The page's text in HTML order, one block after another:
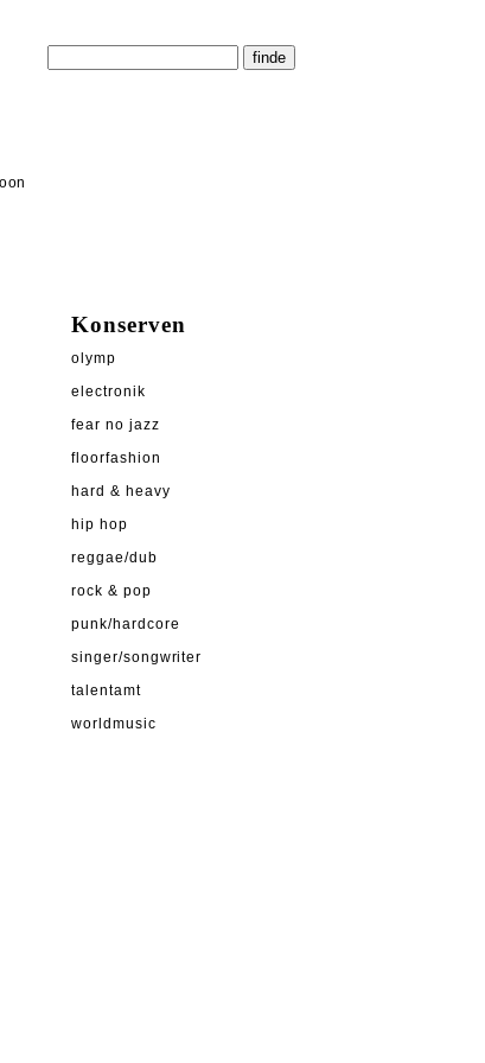
Konserven
olymp
electronik
fear no jazz
floorfashion
hard & heavy
hip hop
reggae/dub
rock & pop
punk/hardcore
singer/songwriter
talentamt
worldmusic